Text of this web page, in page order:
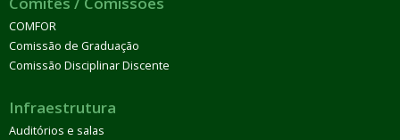
COMFOR
Comissão de Graduação
Comissão Disciplinar Discente
Infraestrutura
Auditórios e salas